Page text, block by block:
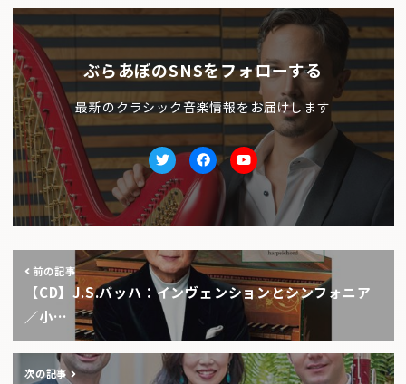
ぶらあぼのSNSをフォローする
最新のクラシック音楽情報をお届けします
TwitterfacebookYoutube
前の記事
【CD】J.S.バッハ：インヴェンションとシンフォニア
／小…
次の記事